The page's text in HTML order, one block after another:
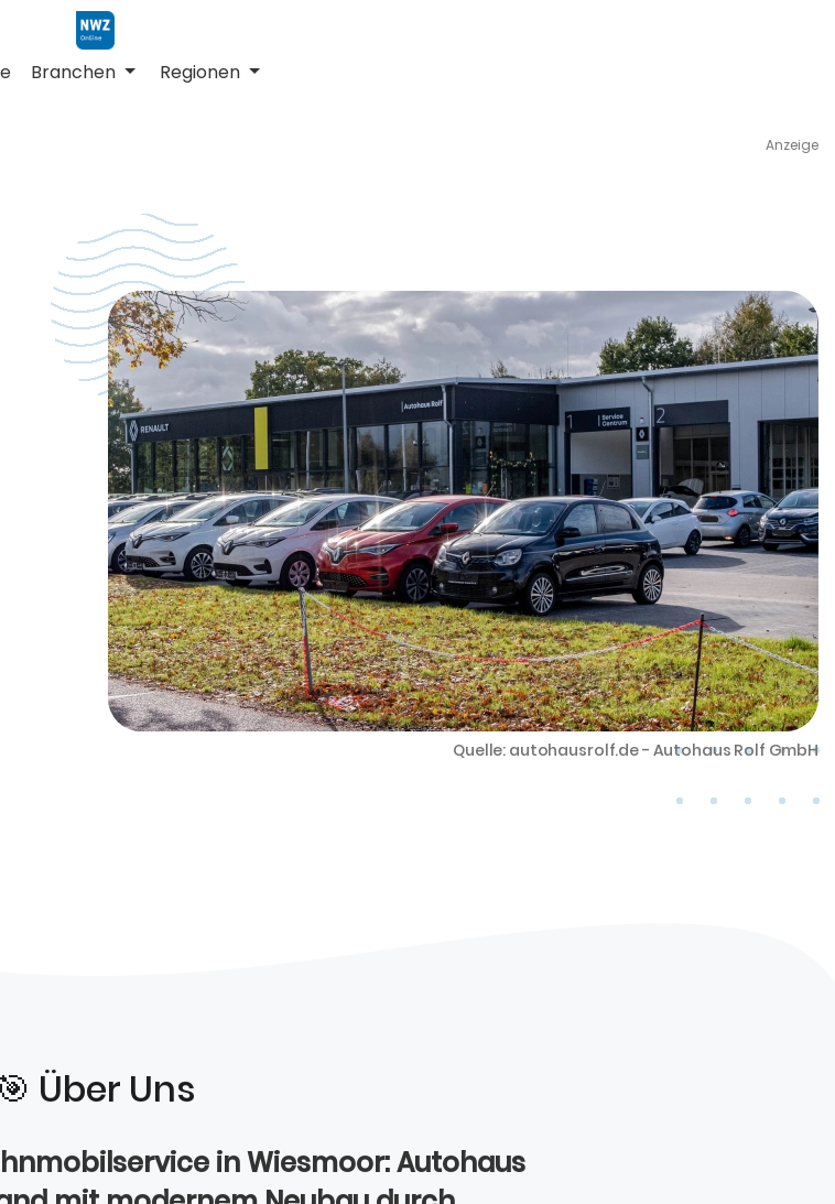
Branchen Regionen
Anzeige
Quelle: autohausrolf.de - Autohaus Rolf GmbH
🎯️ Über Uns
in Wiesmoor: Autohaus